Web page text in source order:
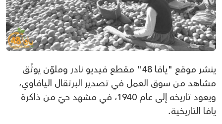
ينشر موقع "يافا 48" مقطع فيديو نادر وملوّن يوثّق
مشاهد من سوق العمل في تصدير البرتقال اليافاوي،
ويعود تاريخه إلى عام 1940، في مشهد حيّ من ذاكرة
يافا التاريخية.